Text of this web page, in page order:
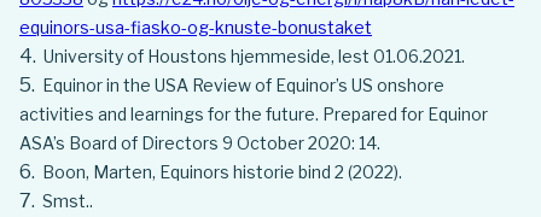
equinors-usa-fiasko-og-knuste-bonustaket
University of Houstons hjemmeside, lest 01.06.2021.
Equinor in the USA Review of Equinor’s US onshore
activities and learnings for the future. Prepared for Equinor
ASA’s Board of Directors 9 October 2020: 14.
Boon, Marten, Equinors historie bind 2 (2022).
Smst..